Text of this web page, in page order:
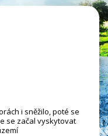
i sněžilo, poté se
se začal vyskytovat